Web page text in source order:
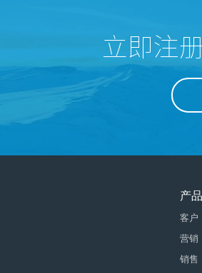
立即注
产品
客户
营销
销售